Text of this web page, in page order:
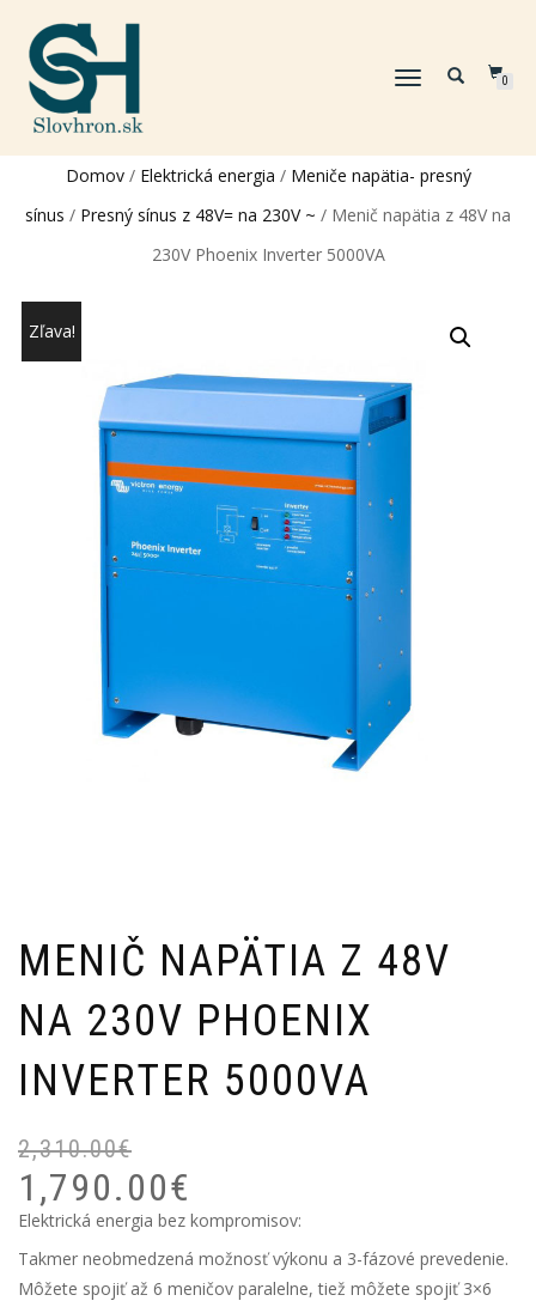
TOGGLE
0
Domov/ Elektrická energia / Meniče napätia- presný
sínus / Presný sínus z 48V= na 230V ~ / Menič napätia z 48V na
230V Phoenix Inverter 5000VA
Zľava!
MENIČ NAPÄTIA Z 48V
NA 230V PHOENIX
INVERTER 5000VA
2,310.00€
1,790.00€
Elektrická energia bez kompromisov:
Takmer neobmedzená možnosť výkonu a 3-fázové prevedenie.
Môžete spojiť až 6 meničov paralelne, tiež môžete spojiť 3×6